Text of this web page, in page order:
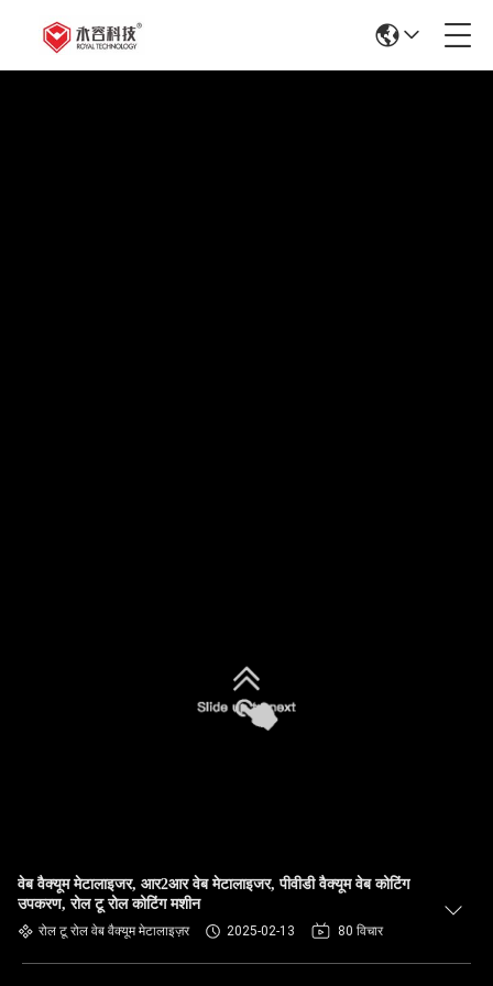
वेब वैक्यूम मेटालाइजर, आर2आर वेब मेटालाइजर, पीवीडी वैक्यूम वेब कोटिंग
उपकरण, रोल टू रोल कोटिंग मशीन
रोल टू रोल वेब वैक्यूम मेटालाइज़र 2025-02-13 80 विचार